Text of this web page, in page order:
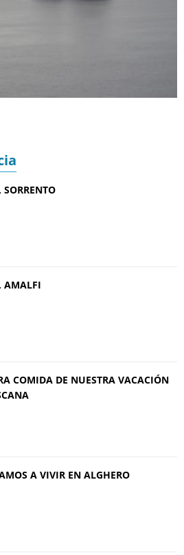
AMALFI
COMIDA DE NUESTRA VACACIÓN
A VIVIR EN ALGHERO